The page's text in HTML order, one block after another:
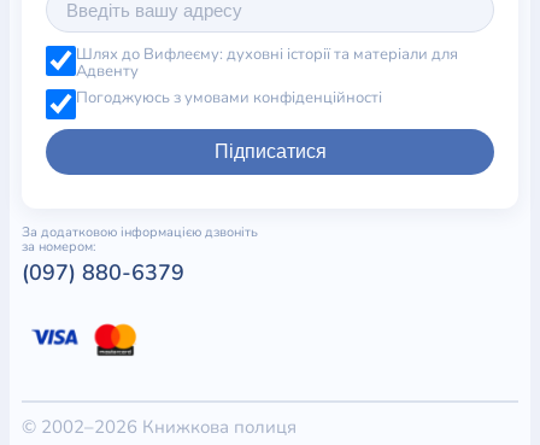
Шлях до Вифлеєму: духовні історії та матеріали для
Адвенту
Погоджуюсь з умовами конфіденційності
Підписатися
За додатковою інформацією дзвоніть
за номером:
(097) 880-6379
© 2002–2026 Книжкова полиця